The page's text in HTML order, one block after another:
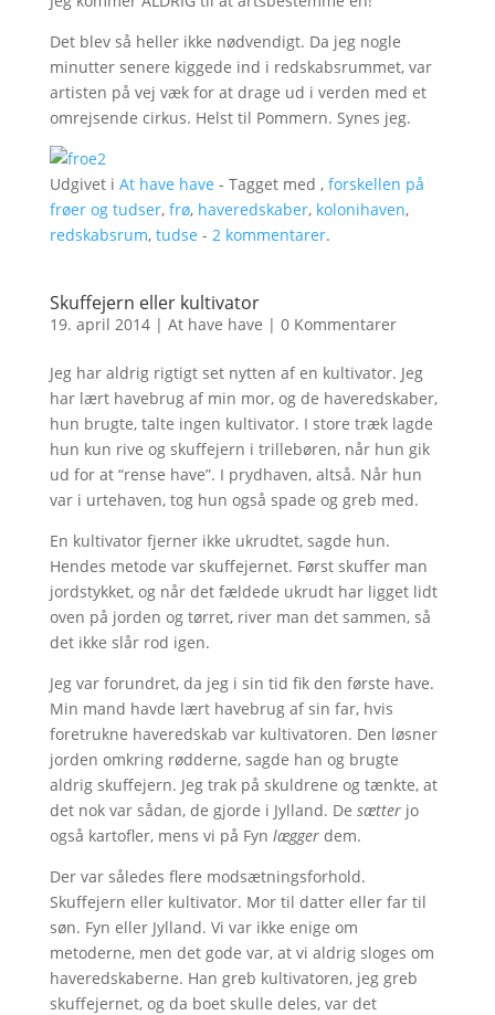
Det blev så heller ikke nødvendigt. Da jeg nogle
minutter senere kiggede ind i redskabsrummet, var
artisten på vej væk for at drage ud i verden med et
omrejsende cirkus. Helst til Pommern. Synes jeg.
Udgivet i At have have - Tagget med , forskellen på
frøer og tudser, frø, haveredskaber, kolonihaven,
redskabsrum, tudse - 2 kommentarer.
Skuffejern eller kultivator
19. april 2014| At have have | 0 Kommentarer
Jeg har aldrig rigtigt set nytten af en kultivator. Jeg
har lært havebrug af min mor, og de haveredskaber,
hun brugte, talte ingen kultivator. I store træk lagde
hun kun rive og skuffejern i trillebøren, når hun gik
ud for at “rense have”. I prydhaven, altså. Når hun
var i urtehaven, tog hun også spade og greb med.
En kultivator fjerner ikke ukrudtet, sagde hun.
Hendes metode var skuffejernet. Først skuffer man
jordstykket, og når det fældede ukrudt har ligget lidt
oven på jorden og tørret, river man det sammen, så
det ikke slår rod igen.
Jeg var forundret, da jeg i sin tid fik den første have.
Min mand havde lært havebrug af sin far, hvis
foretrukne haveredskab var kultivatoren. Den løsner
jorden omkring rødderne, sagde han og brugte
aldrig skuffejern. Jeg trak på skuldrene og tænkte, at
det nok var sådan, de gjorde i Jylland. De sætterjo
også kartofler, mens vi på Fyn læggerdem.
Der var således flere modsætningsforhold.
Skuffejern eller kultivator. Mor til datter eller far til
søn. Fyn eller Jylland. Vi var ikke enige om
metoderne, men det gode var, at vi aldrig sloges om
haveredskaberne. Han greb kultivatoren, jeg greb
skuffejernet, og da boet skulle deles, var det